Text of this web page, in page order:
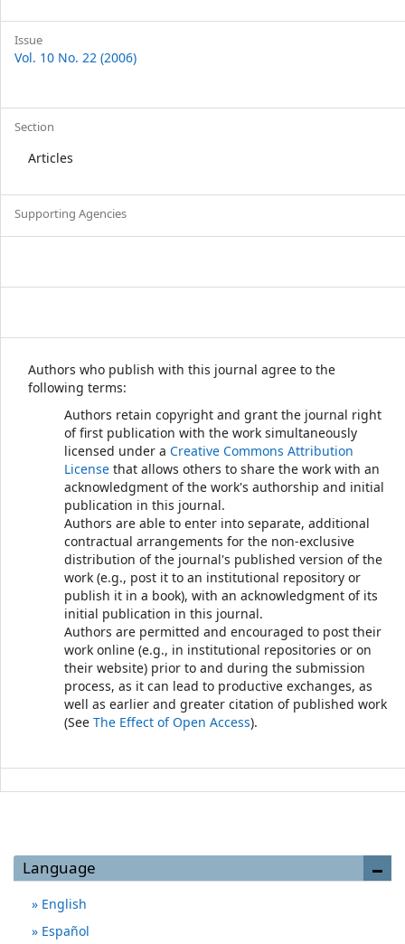
Issue
Vol. 10 No. 22 (2006)
Section
Articles
Supporting Agencies
Authors who publish with this journal agree to the
following terms:
Authors retain copyright and grant the journal right
of first publication with the work simultaneously
licensed under a Creative Commons Attribution
License that allows others to share the work with an
acknowledgment of the work's authorship and initial
publication in this journal.
Authors are able to enter into separate, additional
contractual arrangements for the non-exclusive
distribution of the journal's published version of the
work (e.g., post it to an institutional repository or
publish it in a book), with an acknowledgment of its
initial publication in this journal.
Authors are permitted and encouraged to post their
work online (e.g., in institutional repositories or on
their website) prior to and during the submission
process, as it can lead to productive exchanges, as
well as earlier and greater citation of published work
(See The Effect of Open Access).
Language
English
Español